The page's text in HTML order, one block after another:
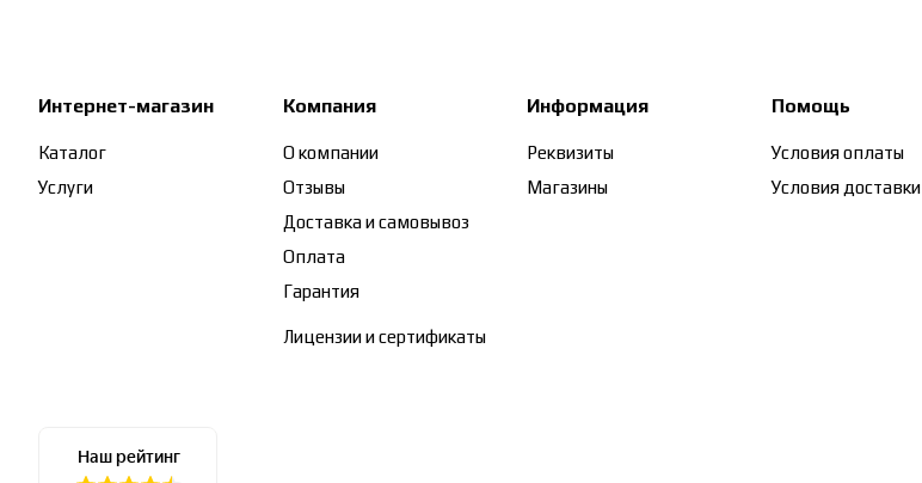
Интернет-магазин
Каталог
Услуги
Компания
О компании
Отзывы
Доставка и самовывоз
Оплата
Гарантия
Лицензии и сертификаты
Информация
Реквизиты
Магазины
Помощь
Условия оплаты
Условия доставки